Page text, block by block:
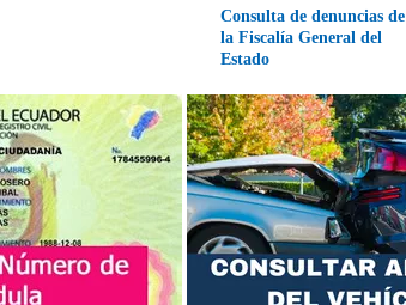
Consulta de denuncias de
la Fiscalía General del
Estado